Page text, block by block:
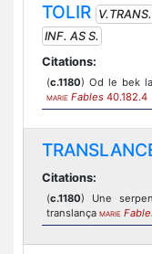
TOLIR V.TRANS.
INF. AS S.
Citations:
(c.1180) Od le bek
MARIE Fables 40.182.4
Citations:
(c.1180) Une
translança MARIE